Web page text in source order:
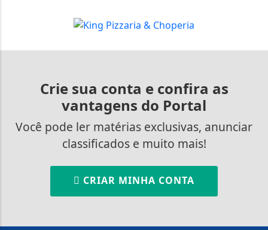
Crie sua conta e confira as
vantagens do Portal
Você pode ler matérias exclusivas, anunciar
classificados e muito mais!
CRIAR MINHA CONTA